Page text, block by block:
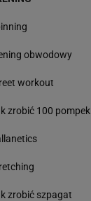
obwodowy
workout
zrobić 100 pompek
zrobić szpagat